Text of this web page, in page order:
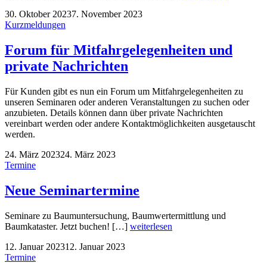
30. Oktober 20237. November 2023
Kurzmeldungen
Forum für Mitfahrgelegenheiten und
private Nachrichten
Für Kunden gibt es nun ein Forum um Mitfahrgelegenheiten zu
unseren Seminaren oder anderen Veranstaltungen zu suchen oder
anzubieten. Details können dann über private Nachrichten
vereinbart werden oder andere Kontaktmöglichkeiten ausgetauscht
werden.
24. März 202324. März 2023
Termine
Neue Seminartermine
Seminare zu Baumuntersuchung, Baumwertermittlung und
Baumkataster. Jetzt buchen! […] weiterlesen
12. Januar 202312. Januar 2023
Termine